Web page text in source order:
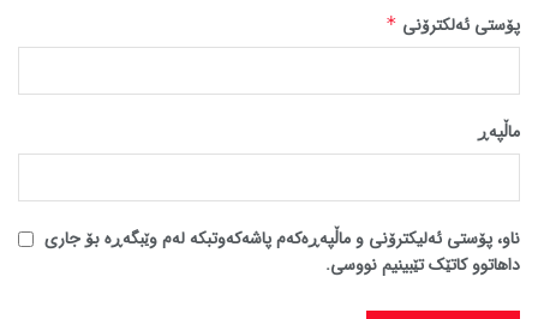
پۆستی ئەلکترۆنی *
ماڵپه‌ڕ
ناو، پۆستی ئەلیکترۆنی و ماڵپەڕەکەم پاشەکەوتبکە لەم وێبگەڕە بۆ جاری
داهاتوو کاتێک تێبینیم نووسی.